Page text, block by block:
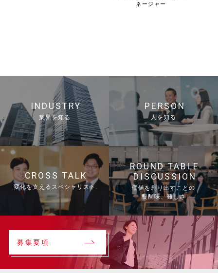
ネージャー
INDUSTRY
業界を知る
PERSON
人を知る
CROSS TALK
変化を支えるスペシャリスト
ROUND TABLE
DISCUSSION
価値を創り出すことの
醍醐味、難しさ
募集要項